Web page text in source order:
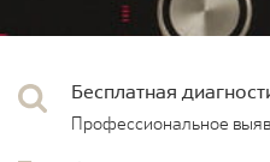
Бесплатная
Профессиональное